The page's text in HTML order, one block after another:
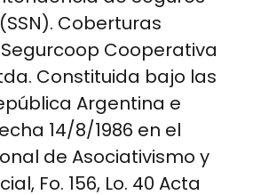
Coberturas
Cooperativa
Constituida bajo las
Argentina e
14/8/1986 en el
de Asociativismo y
Fo. 156, Lo. 40 Acta